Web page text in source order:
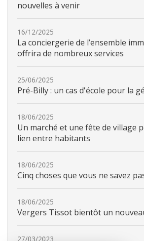
nouvelles à venir
16/12/2025
La conciergerie de l’ensemble
offrira de nombreux services
25/06/2025
Pré-Billy : un cas d'école pour la
18/06/2025
Un marché et une fête de village
lien entre habitants
18/06/2025
Cinq choses que vous ne savez
18/06/2025
Vergers Tissot bientôt un
27/03/2023